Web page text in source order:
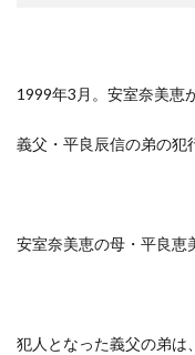
1999年3月。安室奈美恵
義父・平良辰信の弟の犯
安室奈美恵の母・平良恵
犯人となった義父の弟は